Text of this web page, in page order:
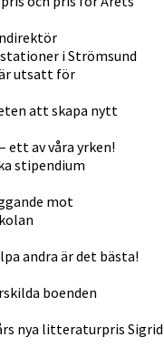
i Strömsund
utsatt för
att skapa nytt
ett av våra yrken!
stipendium
mot
andra är det bästa!
boenden
nya litteraturpris Sigrid